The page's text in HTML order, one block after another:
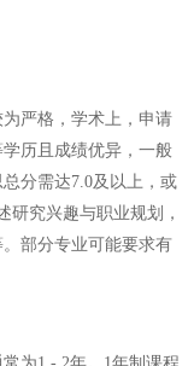
严格，学术上，申请
历且成绩优异，一般
分需达7.0及以上，或
研究兴趣与职业规划，
部分专业可能要求有